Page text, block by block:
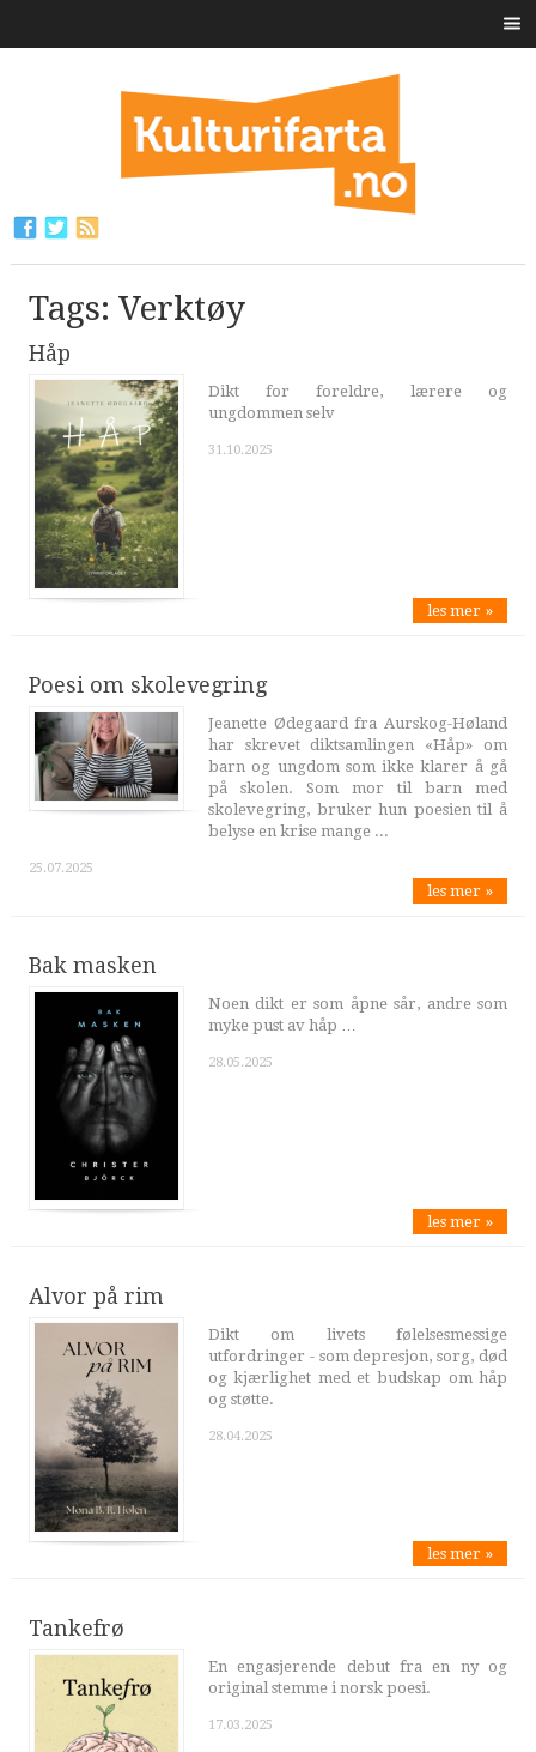
Tags: Verktøy
Håp
Dikt for foreldre, lærere og
ungdommen selv
31.10.2025
les mer »
Poesi om skolevegring
Jeanette Ødegaard fra Aurskog-Høland
har skrevet diktsamlingen «Håp» om
barn og ungdom som ikke klarer å gå
på skolen. Som mor til barn med
skolevegring, bruker hun poesien til å
belyse en krise mange ...
25.07.2025
les mer »
Bak masken
Noen dikt er som åpne sår, andre som
myke pust av håp …
28.05.2025
les mer »
Alvor på rim
Dikt om livets følelsesmessige
utfordringer - som depresjon, sorg, død
og kjærlighet med et budskap om håp
og støtte.
28.04.2025
les mer »
Tankefrø
En engasjerende debut fra en ny og
original stemme i norsk poesi.
17.03.2025